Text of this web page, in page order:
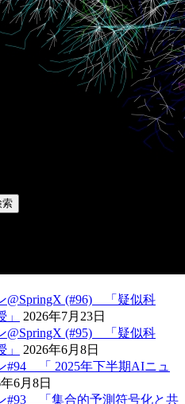
@SpringX (#96) 「疑似科
2026年7月23日
@SpringX (#95) 「疑似科
2026年6月8日
#94 「 2025年下半期AIニュ
6月8日
#93 「集合的予測符号化と共